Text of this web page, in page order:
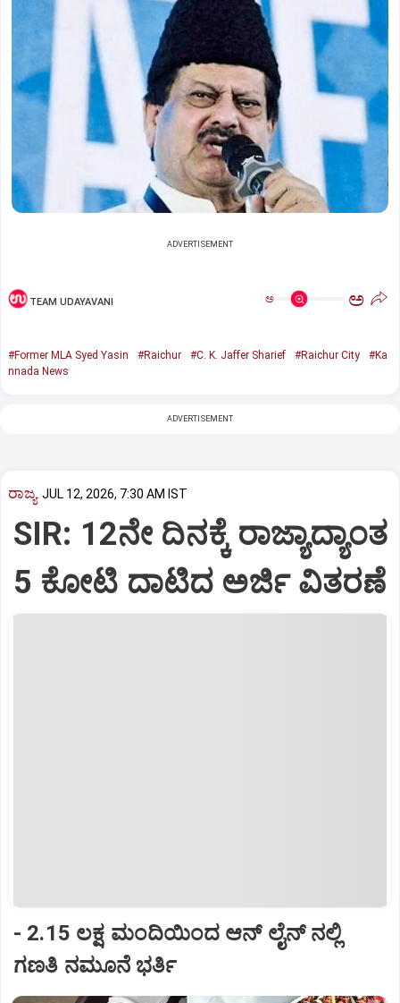
ADVERTISEMENT
TEAM UDAYAVANI ಅ ಅ
#Former MLA Syed Yasin #Raichur #C. K. Jaffer Sharief #Raichur City
#Ka
nnada News
ADVERTISEMENT
ರಾಜ್ಯ JUL 12, 2026, 7:30 AM IST
SIR: 12ನೇ ದಿನಕ್ಕೆ ರಾಜ್ಯಾದ್ಯಾಂತ
5 ಕೋಟಿ‌ ದಾಟಿದ ಅರ್ಜಿ ವಿತರಣೆ
- 2.15 ಲಕ್ಷ ಮಂದಿಯಿಂದ ಆನ್ ಲೈನ್ ನಲ್ಲಿ
ಗಣತಿ ನಮೂನೆ ಭರ್ತಿ